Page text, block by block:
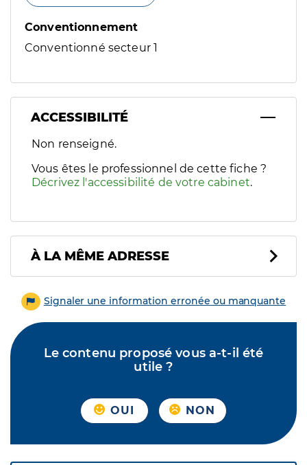
Conventionnement
Conventionné secteur 1
ACCESSIBILITÉ
Filtres
Sélectionnez un ou plusieurs handicaps/besoins
Non renseigné.
Vous êtes le professionnel de cette fiche ?
Décrivez l'accessibilité de votre cabinet.
À LA MÊME ADRESSE
Signaler une information erronée ou manquante
Le contenu proposé vous a-t-il été
utile ?
OUI NON